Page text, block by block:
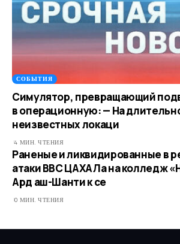
СОБЫТИЯ
Симулятор, превращающий
в операционную: — На
неизвестных локаци
4 МИН. ЧТЕНИЯ
Раненые и ликвидированные в
атаки ВВС ЦАХАЛа на колледж
Ард аш-Шанти к се
0 МИН. ЧТЕНИЯ